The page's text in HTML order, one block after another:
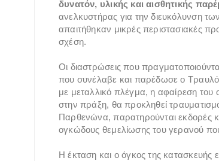
δυνατόν, υλικής και αισθητικής
ανελκυστήρας για την διευκόλυνση
απαιτήθηκαν μικρές περιστασιακές
σχέση.
Οι διαστρώσεις που
που συνέλαβε και παρέδωσε ο
με μεταλλικό πλέγμα, η αφαίρεση του
στην πράξη, θα προκληθεί
Παρθενώνα, παρατηρούνται εκδορές
ογκώδους θεμελίωσης του γερανού
Η έκταση και ο όγκος της κατασκευής